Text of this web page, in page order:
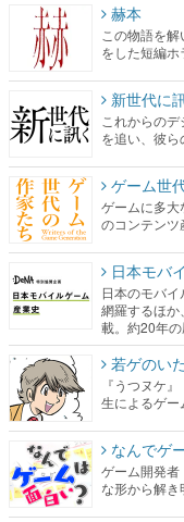
赫本
この物語を
をした短編ホ
新世代に
これからの
を追い、彼ら
ゲーム世
ゲームに多
のコンテンツ
日本モバ
日本のモバ
網羅するほ
載。約20年
若ゲのい
『うつヌケ
生によるゲー
なんでゲ
ゲーム開発
な形から解き